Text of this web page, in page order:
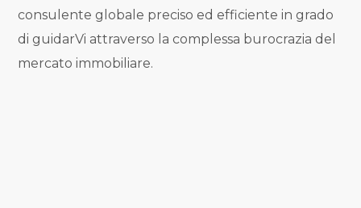
consulente globale preciso ed efficiente in grado
di guidarVi attraverso la complessa burocrazia del
mercato immobiliare.
Da € 800.000 a € 1.000.000